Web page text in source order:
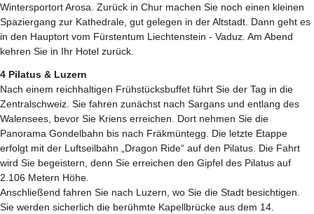
Wintersportort Arosa. Zurück in Chur machen Sie noch einen kleinen
Spaziergang zur Kathedrale, gut gelegen in der Altstadt. Dann geht es
in den Hauptort vom Fürstentum Liechtenstein - Vaduz. Am Abend
kehren Sie in Ihr Hotel zurück.
4 Pilatus & Luzern
Nach einem reichhaltigen Frühstücksbuffet führt Sie der Tag in die
Zentralschweiz. Sie fahren zunächst nach Sargans und entlang des
Walensees, bevor Sie Kriens erreichen. Dort nehmen Sie die
Panorama Gondelbahn bis nach Fräkmüntegg. Die letzte Etappe
erfolgt mit der Luftseilbahn „Dragon Ride“ auf den Pilatus. Die Fahrt
wird Sie begeistern, denn Sie erreichen den Gipfel des Pilatus auf
2.106 Metern Höhe.
Anschließend fahren Sie nach Luzern, wo Sie die Stadt besichtigen.
Sie werden sicherlich die berühmte Kapellbrücke aus dem 14.